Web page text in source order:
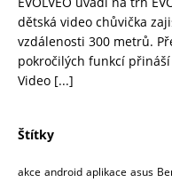
dětská video chůvička
vzdálenosti 300 metrů.
pokročilých funkcí
Video [...]
Štítky
akce android aplikace asus